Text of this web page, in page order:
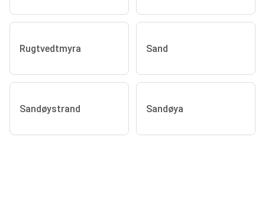
Rugtvedtmyra Sand
Sandøystrand Sandøya